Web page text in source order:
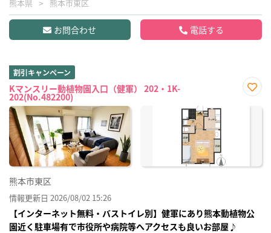
熊本県 熊本市東区
お問合わせ 電話する
割引キャンペーン
Kマンスリー動植物園入口（健軍） 202・1K-
202(No.482200)
に入
熊本市東区
情報更新日 2026/08/02 15:26
【インターネット無料・バストイレ別】健軍にあり熊本動植物公
園近く駐車場有で市役所や病院等へアクセスも良いお部屋♪